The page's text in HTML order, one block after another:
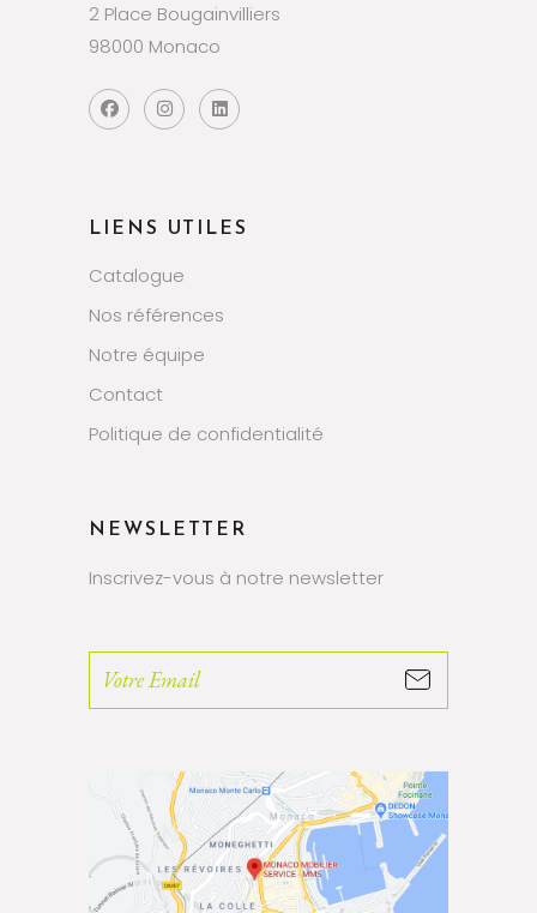
2 Place Bougainvilliers
98000 Monaco
LIENS UTILES
Catalogue
Nos références
Notre équipe
Contact
Politique de confidentialité
NEWSLETTER
Inscrivez-vous à notre newsletter